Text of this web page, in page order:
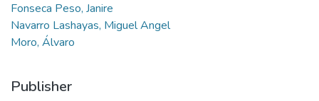
Fonseca Peso, Janire
Navarro Lashayas, Miguel Angel
Moro, Álvaro
Publisher